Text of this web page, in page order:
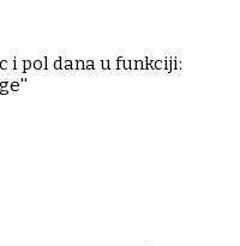
i pol dana u funkciji: